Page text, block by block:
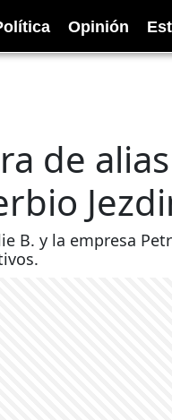
Opinión
de
B. y la empresa